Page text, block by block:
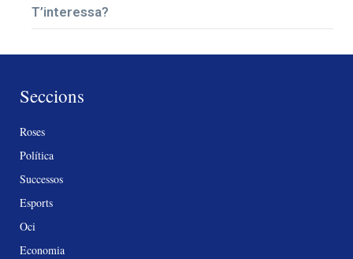
T’interessa?
Seccions
Roses
Política
Successos
Esports
Oci
Economia